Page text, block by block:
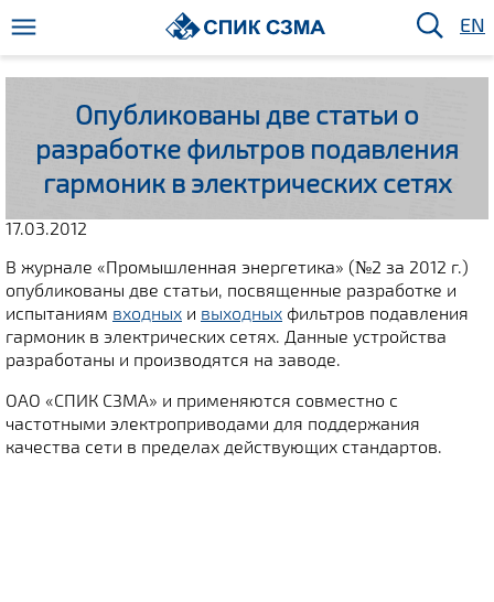
EN
Опубликованы две статьи о
разработке фильтров подавления
гармоник в электрических сетях
17.03.2012
В журнале «Промышленная энергетика» (№2 за 2012 г.)
опубликованы две статьи, посвященные разработке и
испытаниям входных и выходных фильтров подавления
гармоник в электрических сетях. Данные устройства
разработаны и производятся на заводе.
ОАО «СПИК СЗМА» и применяются совместно с
частотными электроприводами для поддержания
качества сети в пределах действующих стандартов.